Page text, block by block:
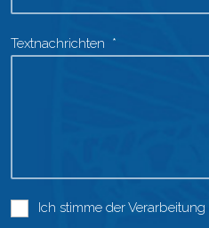
Textnachrichten *
Ich stimme der Verarbeitung